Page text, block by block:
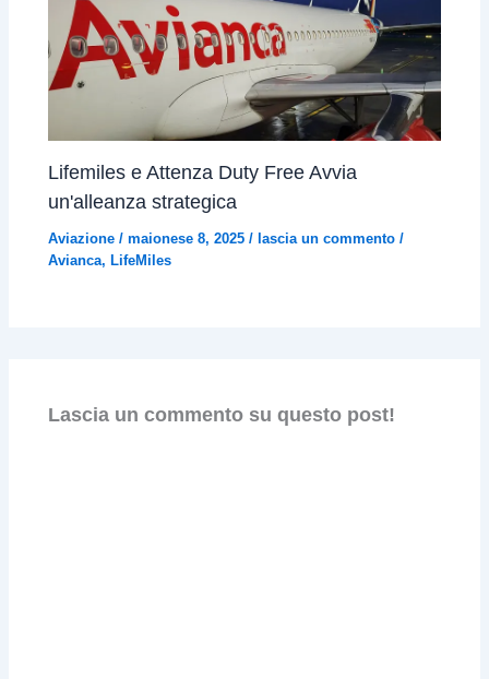
Lifemiles e Attenza Duty Free Avvia
un'alleanza strategica
Aviazione /maionese 8, 2025/lascia un commento /
Avianca,LifeMiles
Lascia un commento su questo post!